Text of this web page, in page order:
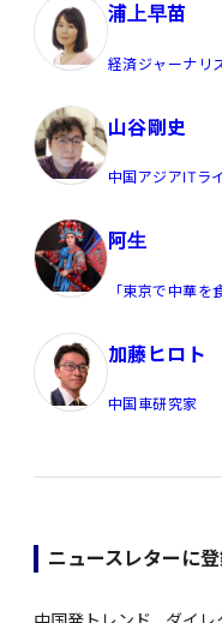
浦上早苗
経済ジャーナリ
山谷剛史
中国アジアITラ
阿生
「東京で中華を
加藤ヒロト
中国車研究家
ニュースレターに